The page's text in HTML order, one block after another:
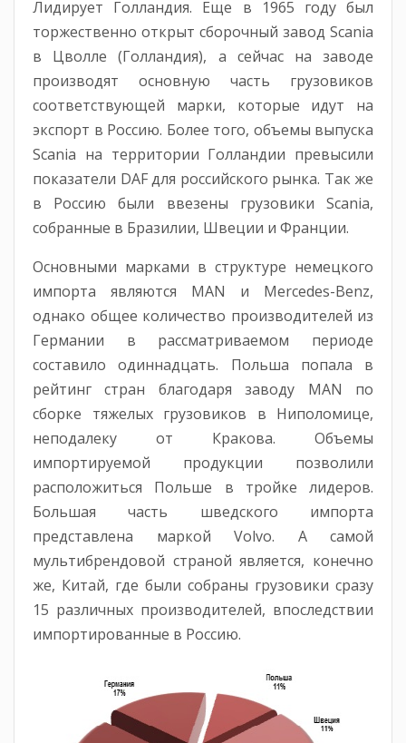
Лидирует Голландия. Еще в 1965 году был
торжественно открыт сборочный завод Scania
в Цволле (Голландия), а сейчас на заводе
производят основную часть грузовиков
соответствующей марки, которые идут на
экспорт в Россию. Более того, объемы выпуска
Scania на территории Голландии превысили
показатели DAF для российского рынка. Так же
в Россию были ввезены грузовики Scania,
собранные в Бразилии, Швеции и Франции.
Основными марками в структуре немецкого
импорта являются MAN и Mercedes-Benz,
однако общее количество производителей из
Германии в рассматриваемом периоде
составило одиннадцать. Польша попала в
рейтинг стран благодаря заводу MAN по
сборке тяжелых грузовиков в Ниполомице,
неподалеку от Кракова. Объемы
импортируемой продукции позволили
расположиться Польше в тройке лидеров.
Большая часть шведского импорта
представлена маркой Volvo. А самой
мультибрендовой страной является, конечно
же, Китай, где были собраны грузовики сразу
15 различных производителей, впоследствии
импортированные в Россию.